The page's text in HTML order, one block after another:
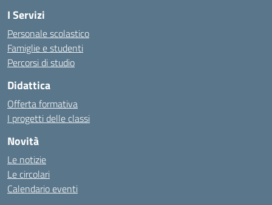
I Servizi
Personale scolastico
Famiglie e studenti
Percorsi di studio
Didattica
Offerta formativa
I progetti delle classi
Novità
Le notizie
Le circolari
Calendario eventi